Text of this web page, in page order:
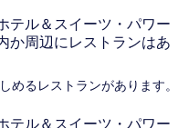
テル＆スイーツ・パワー
か周辺にレストランはあ
めるレストランがあります。
テル＆スイーツ・パワー